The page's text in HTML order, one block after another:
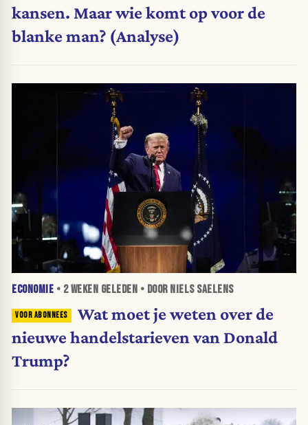
kansen. Maar wie komt op voor de
blanke man? (Analyse)
ECONOMIE • 2 WEKEN GELEDEN • DOOR NIELS SAELENS
Wat moet je weten over de
nieuwe handelstarieven van Donald
Trump?